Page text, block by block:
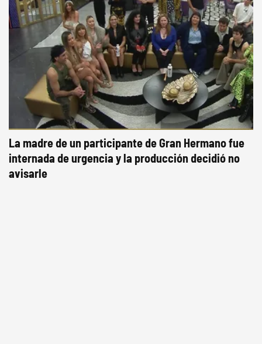
La madre de un participante de Gran Hermano fue
internada de urgencia y la producción decidió no
avisarle